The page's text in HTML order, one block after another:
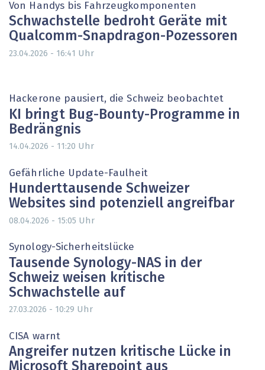
Von Handys bis Fahrzeugkomponenten
Schwachstelle bedroht Geräte mit
Qualcomm-Snapdragon-Pozessoren
23.04.2026 - 16:41 Uhr
Hackerone pausiert, die Schweiz beobachtet
KI bringt Bug-Bounty-Programme in
Bedrängnis
14.04.2026 - 11:20 Uhr
Gefährliche Update-Faulheit
Hunderttausende Schweizer
Websites sind potenziell angreifbar
08.04.2026 - 15:05 Uhr
Synology-Sicherheitslücke
Tausende Synology-NAS in der
Schweiz weisen kritische
Schwachstelle auf
27.03.2026 - 10:29 Uhr
CISA warnt
Angreifer nutzen kritische Lücke in
Microsoft Sharepoint aus